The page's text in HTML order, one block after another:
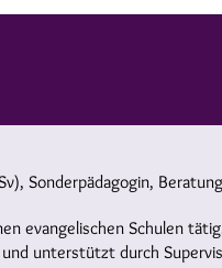
Sonderpädagogin,
evangelischen Schulen
unterstützt durch